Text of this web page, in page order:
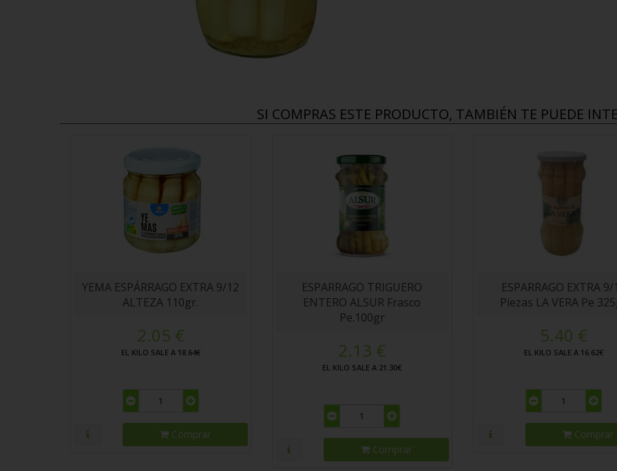
SI COMPRAS ESTE PRODUCTO, TAMBIÉN TE PUEDE
YEMA ESPÁRRAGO EXTRA 9/12
ALTEZA 110gr.
2.05 €
EL KILO SALE A 18.64€
Comprar
ESPARRAGO TRIGUERO
ENTERO ALSUR Frasco
Pe.100gr
2.13 €
EL KILO SALE A 21.30€
Comprar
ESPARRAGO EXTRA 9/
Piezas LA VERA Pe
5.40 €
EL KILO SALE A 16.62€
Comprar